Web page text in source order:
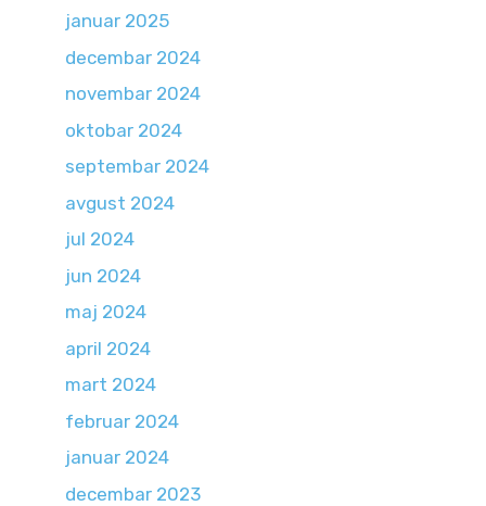
januar 2025
decembar 2024
novembar 2024
oktobar 2024
septembar 2024
avgust 2024
jul 2024
jun 2024
maj 2024
april 2024
mart 2024
februar 2024
januar 2024
decembar 2023